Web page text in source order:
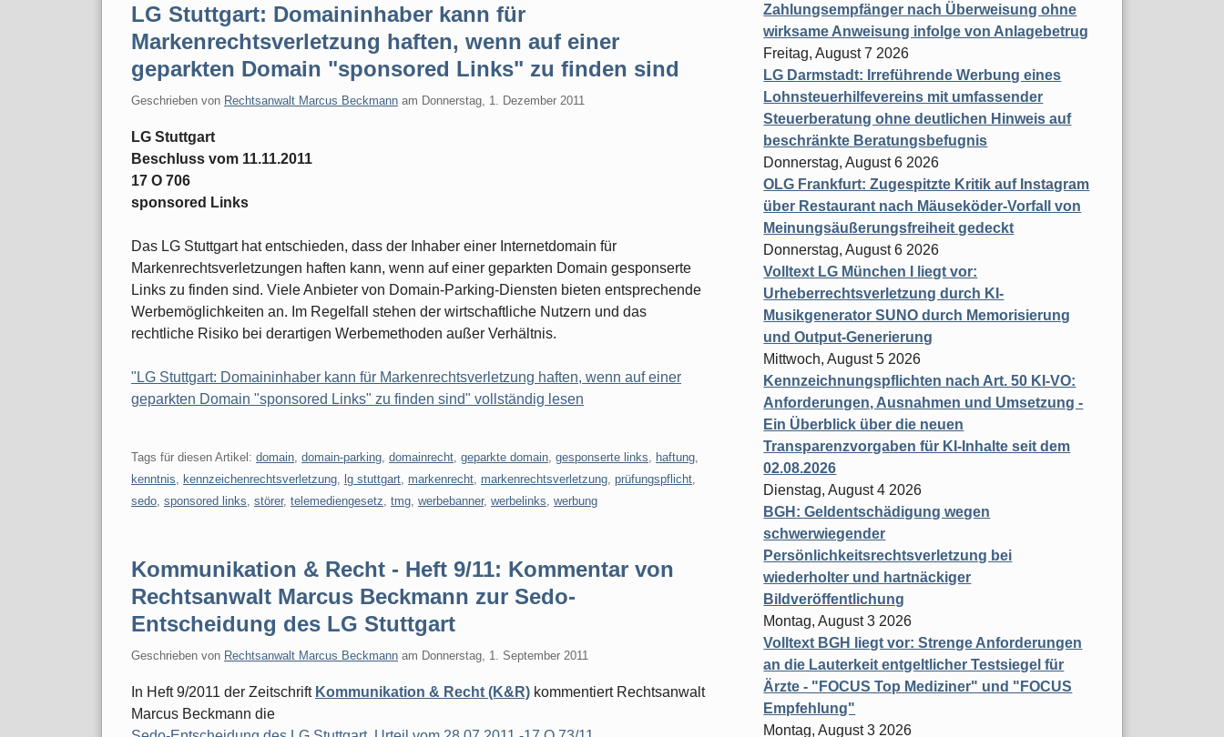
LG Stuttgart: Domaininhaber kann für
Markenrechtsverletzung haften, wenn auf einer
geparkten Domain "sponsored Links" zu finden sind
Geschrieben von Rechtsanwalt Marcus Beckmann am Donnerstag, 1. Dezember 2011
LG Stuttgart
Beschluss vom 11.11.2011
17 O 706
sponsored Links
Das LG Stuttgart hat entschieden, dass der Inhaber einer Internetdomain für
Markenrechtsverletzungen haften kann, wenn auf einer geparkten Domain gesponserte
Links zu finden sind. Viele Anbieter von Domain-Parking-Diensten bieten entsprechende
Werbemöglichkeiten an. Im Regelfall stehen der wirtschaftliche Nutzern und das
rechtliche Risiko bei derartigen Werbemethoden außer Verhältnis.
"LG Stuttgart: Domaininhaber kann für Markenrechtsverletzung haften, wenn auf einer
geparkten Domain "sponsored Links" zu finden sind" vollständig lesen
Tags für diesen Artikel: domain domain-parking domainrecht geparkte domain gesponserte links haftung
kenntnis
kennzeichenrechtsverletzung lg stuttgart markenrecht markenrechtsverletzung prüfungspflicht
sedo sponsored links störer, telemediengesetz tmg werbebanner, werbelinks werbung
Kommunikation & Recht - Heft 9/11: Kommentar von
Rechtsanwalt Marcus Beckmann zur Sedo-
Entscheidung des LG Stuttgart
Geschrieben von Rechtsanwalt Marcus Beckmann am Donnerstag, 1. September 2011
In Heft 9/2011 der Zeitschrift Kommunikation & Recht (K&R) kommentiert Rechtsanwalt
Marcus Beckmann die
Zahlungsempfänger nach Überweisung ohne
wirksame Anweisung infolge von Anlagebetrug
Freitag, August 7 2026
LG Darmstadt: Irreführende Werbung eines
Lohnsteuerhilfevereins mit umfassender
Steuerberatung ohne deutlichen Hinweis auf
beschränkte Beratungsbefugnis
Donnerstag, August 6 2026
OLG Frankfurt: Zugespitzte Kritik auf Instagram
über Restaurant nach Mäuseköder-Vorfall von
Meinungsäußerungsfreiheit gedeckt
Donnerstag, August 6 2026
Volltext LG München I liegt vor:
Urheberrechtsverletzung durch KI-
Musikgenerator SUNO durch Memorisierung
und Output-Generierung
Mittwoch, August 5 2026
Kennzeichnungspflichten nach Art. 50 KI-VO:
Anforderungen, Ausnahmen und Umsetzung -
Ein Überblick über die neuen
Transparenzvorgaben für KI-Inhalte seit dem
02.08.2026
Dienstag, August 4 2026
BGH: Geldentschädigung wegen
schwerwiegender
Persönlichkeitsrechtsverletzung bei
wiederholter und hartnäckiger
Bildveröffentlichung
Montag, August 3 2026
Volltext BGH liegt vor: Strenge Anforderungen
an die Lauterkeit entgeltlicher Testsiegel für
Ärzte - "FOCUS Top Mediziner" und "FOCUS
Empfehlung"
Montag, August 3 2026